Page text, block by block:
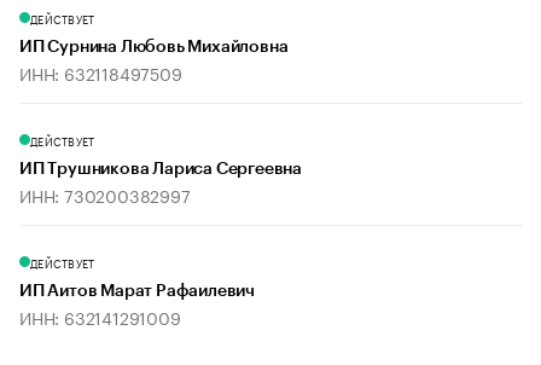
ДЕЙСТВУЕТ
ИП Сурнина Любовь Михайловна
ИНН: 632118497509
ДЕЙСТВУЕТ
ИП Трушникова Лариса Сергеевна
ИНН: 730200382997
ДЕЙСТВУЕТ
ИП Аитов Марат Рафаилевич
ИНН: 632141291009